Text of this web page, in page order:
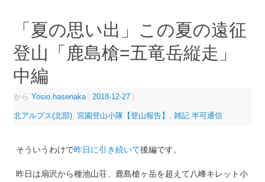
「夏の思い出」この夏の遠征
登山「鹿島槍=五竜岳縦走」
中編
から Yosio.hasenaka 2018-12-27
北アルプス(北部), 宮園登山小隊【登山報告】 雑記 半可通信
そういうわけで昨日に引き続いて後編です。
昨日は扇沢から種池山荘、鹿島槍ヶ岳を超えて八峰キレット小